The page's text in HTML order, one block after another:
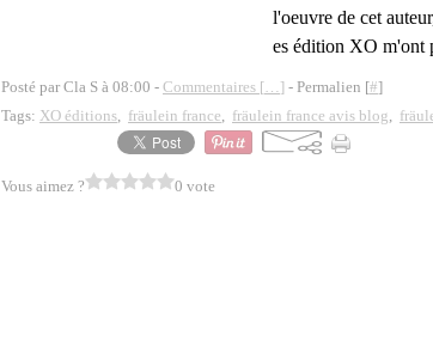
l'oeuvre de cet
es édition XO m'ont
Posté par Cla S à 08:00 - Commentaires […] - Permalien [#]
Tags: XO éditions, fräulein france, fräulein france avis blog,
Vous aimez ? 0 vote